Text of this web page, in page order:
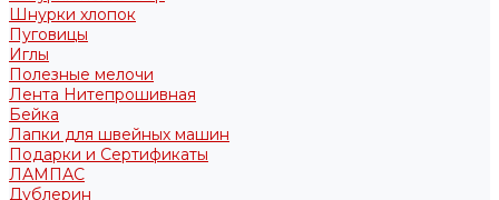
Шнурки хлопок
Пуговицы
Иглы
Полезные мелочи
Лента Нитепрошивная
Бейка
Лапки для швейных машин
Подарки и Сертификаты
ЛАМПАС
Дублерин